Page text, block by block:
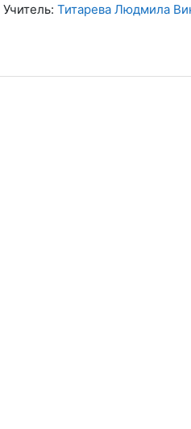
Учитель: Титарева Людмила